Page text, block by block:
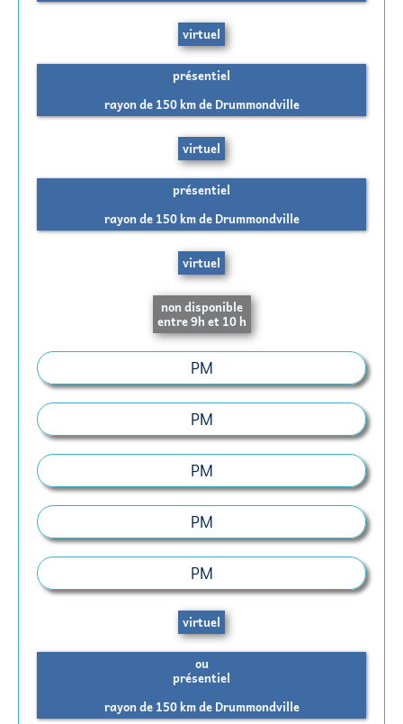
virtuel
présentiel
rayon de 150 km de Drummondville
virtuel
présentiel
rayon de 150 km de Drummondville
virtuel
non disponible
entre 9h et 10 h
PM
PM
PM
PM
PM
virtuel
ou
présentiel
rayon de 150 km de Drummondville